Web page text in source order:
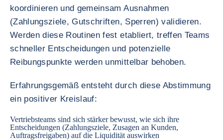
koordinieren und gemeinsam Ausnahmen
(Zahlungsziele, Gutschriften, Sperren) validieren.
Werden diese Routinen fest etabliert, treffen Teams
schneller Entscheidungen und potenzielle
Reibungspunkte werden unmittelbar behoben.
Erfahrungsgemäß entsteht durch diese Abstimmung
ein positiver Kreislauf:
Vertriebsteams sind sich stärker bewusst, wie sich ihre
Entscheidungen (Zahlungsziele, Zusagen an Kunden,
Auftragsfreigaben) auf die Liquidität auswirken